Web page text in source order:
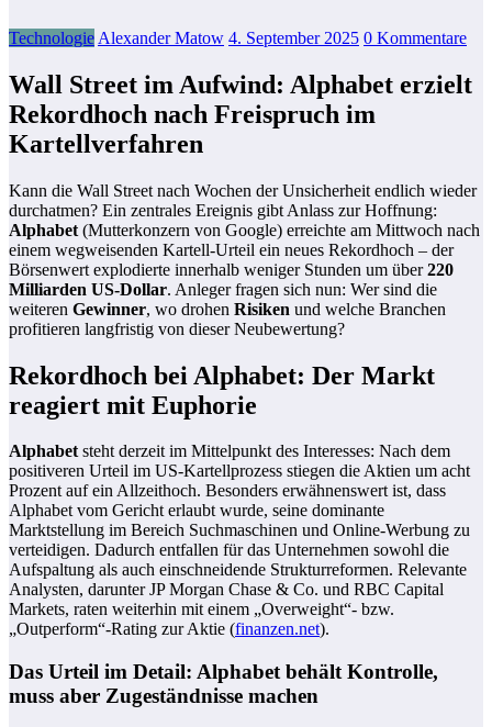
Technologie Alexander Matow 4. September 2025 0 Kommentare
Wall Street im Aufwind: Alphabet erzielt
Rekordhoch nach Freispruch im
Kartellverfahren
Kann die Wall Street nach Wochen der Unsicherheit endlich wieder
durchatmen? Ein zentrales Ereignis gibt Anlass zur Hoffnung:
Alphabet (Mutterkonzern von Google) erreichte am Mittwoch nach
einem wegweisenden Kartell-Urteil ein neues Rekordhoch – der
Börsenwert explodierte innerhalb weniger Stunden um über220
Milliarden US-Dollar. Anleger fragen sich nun: Wer sind die
weiteren Gewinner, wo drohen Risiken und welche Branchen
profitieren langfristig von dieser Neubewertung?
Rekordhoch bei Alphabet: Der Markt
reagiert mit Euphorie
Alphabetsteht derzeit im Mittelpunkt des Interesses: Nach dem
positiveren Urteil im US-Kartellprozess stiegen die Aktien um acht
Prozent auf ein Allzeithoch. Besonders erwähnenswert ist, dass
Alphabet vom Gericht erlaubt wurde, seine dominante
Marktstellung im Bereich Suchmaschinen und Online-Werbung zu
verteidigen. Dadurch entfallen für das Unternehmen sowohl die
Aufspaltung als auch einschneidende Strukturreformen. Relevante
Analysten, darunter JP Morgan Chase & Co. und RBC Capital
Markets, raten weiterhin mit einem „Overweight“- bzw.
„Outperform“-Rating zur Aktie (finanzen.net).
Das Urteil im Detail: Alphabet behält Kontrolle,
muss aber Zugeständnisse machen